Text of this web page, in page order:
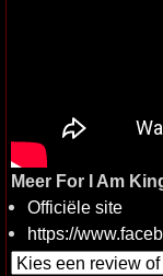
Meer For I Am
Officiële site
https://